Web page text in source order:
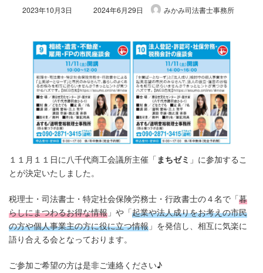
2023年10月3日
最
新
日
時
:
2024年6月29日 みかみ司法書士事務所
１１月１１日に八千代商工会議所主催「 まちゼミ 」に参加するこ
とが決定いたしました。
税理士・司法書士・特定社会保険労務士・行政書士の４名で「暮
らしにまつわるお得な情報 」や「起業や法人成りをお考えの市民
の方や個人事業主の方に役に立つ情報 」を発信し、相互に気楽に
語り合える会となっております。
ご参加ご希望の方は是非ご連絡ください♪